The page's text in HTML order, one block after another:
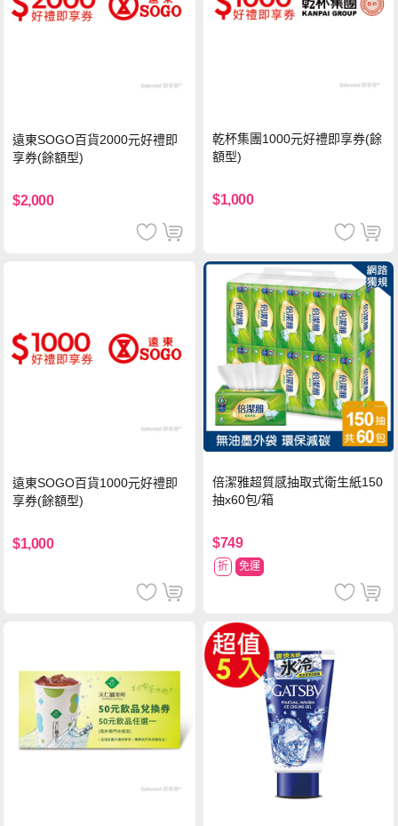
遠東SOGO百貨2000元好禮即
享券(餘額型)
$2,000
乾杯集團1000元好禮即享券(餘
額型)
$1,000
遠東SOGO百貨1000元好禮即
享券(餘額型)
$1,000
倍潔雅超質感抽取式衛生紙150
抽x60包/箱
$749
折 免運